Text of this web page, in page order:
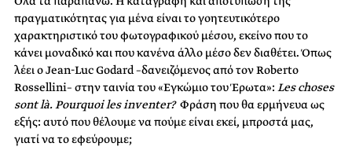
πραγματικότητας για μένα είναι το γοητευτικότερο
χαρακτηριστικό του φωτογραφικού μέσου, εκείνο που το
κάνει μοναδικό και που κανένα άλλο μέσο δεν διαθέτει. Όπως
λέει ο Jean-Luc Godard –δανειζόμενος από τον Roberto
Rossellini– στην ταινία του «Εγκώμιο του Έρωτα»: Les choses
sont là. Pourquoi les inventer?Φράση που θα ερμήνευα ως
εξής: αυτό που θέλουμε να πούμε είναι εκεί, μπροστά μας,
γιατί να το εφεύρουμε;